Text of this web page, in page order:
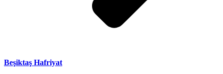
Beşiktaş Hafriyat